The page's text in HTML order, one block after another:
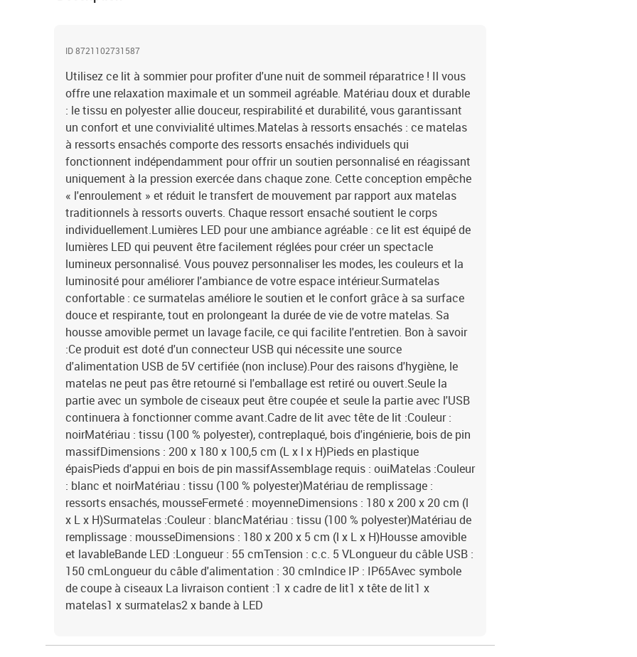
ID 8721102731587
Utilisez ce lit à sommier pour profiter d'une nuit de sommeil réparatrice ! Il vous
offre une relaxation maximale et un sommeil agréable. Matériau doux et durable
: le tissu en polyester allie douceur, respirabilité et durabilité, vous garantissant
un confort et une convivialité ultimes.Matelas à ressorts ensachés : ce matelas
à ressorts ensachés comporte des ressorts ensachés individuels qui
fonctionnent indépendamment pour offrir un soutien personnalisé en réagissant
uniquement à la pression exercée dans chaque zone. Cette conception empêche
« l'enroulement » et réduit le transfert de mouvement par rapport aux matelas
traditionnels à ressorts ouverts. Chaque ressort ensaché soutient le corps
individuellement.Lumières LED pour une ambiance agréable : ce lit est équipé de
lumières LED qui peuvent être facilement réglées pour créer un spectacle
lumineux personnalisé. Vous pouvez personnaliser les modes, les couleurs et la
luminosité pour améliorer l'ambiance de votre espace intérieur.Surmatelas
confortable : ce surmatelas améliore le soutien et le confort grâce à sa surface
douce et respirante, tout en prolongeant la durée de vie de votre matelas. Sa
housse amovible permet un lavage facile, ce qui facilite l'entretien. Bon à savoir
:Ce produit est doté d'un connecteur USB qui nécessite une source
d'alimentation USB de 5V certifiée (non incluse).Pour des raisons d'hygiène, le
matelas ne peut pas être retourné si l'emballage est retiré ou ouvert.Seule la
partie avec un symbole de ciseaux peut être coupée et seule la partie avec l'USB
continuera à fonctionner comme avant.Cadre de lit avec tête de lit :Couleur :
noirMatériau : tissu (100 % polyester), contreplaqué, bois d'ingénierie, bois de pin
massifDimensions : 200 x 180 x 100,5 cm (L x l x H)Pieds en plastique
épaisPieds d'appui en bois de pin massifAssemblage requis : ouiMatelas :Couleur
: blanc et noirMatériau : tissu (100 % polyester)Matériau de remplissage :
ressorts ensachés, mousseFermeté : moyenneDimensions : 180 x 200 x 20 cm (l
x L x H)Surmatelas :Couleur : blancMatériau : tissu (100 % polyester)Matériau de
remplissage : mousseDimensions : 180 x 200 x 5 cm (l x L x H)Housse amovible
et lavableBande LED :Longueur : 55 cmTension : c.c. 5 VLongueur du câble USB :
150 cmLongueur du câble d'alimentation : 30 cmIndice IP : IP65Avec symbole
de coupe à ciseaux La livraison contient :1 x cadre de lit1 x tête de lit1 x
matelas1 x surmatelas2 x bande à LED